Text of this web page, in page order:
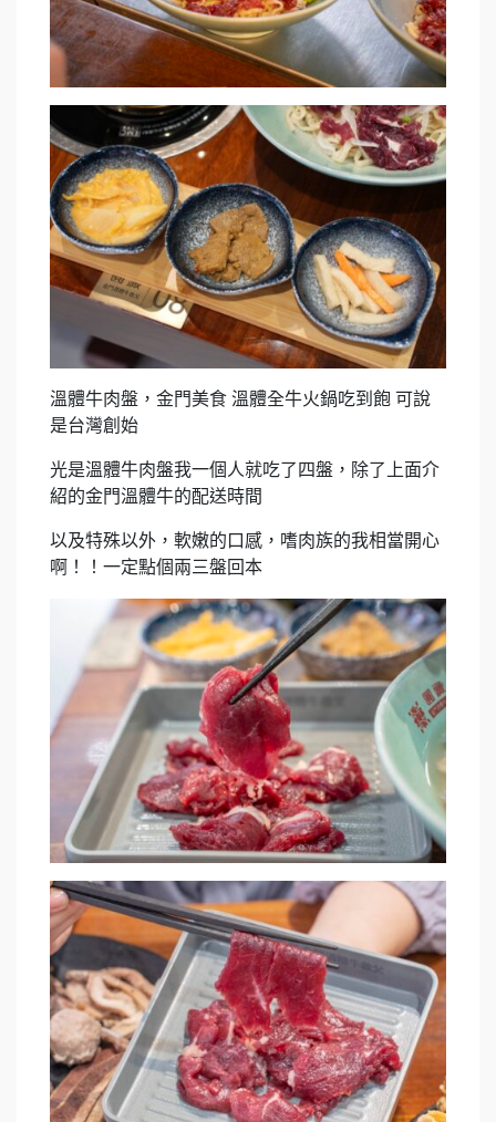
溫體牛肉盤，金門美食 溫體全牛火鍋吃到飽 可說
是台灣創始
光是溫體牛肉盤我一個人就吃了四盤，除了上面介
紹的金門溫體牛的配送時間
以及特殊以外，軟嫩的口感，嗜肉族的我相當開心
啊！！一定點個兩三盤回本